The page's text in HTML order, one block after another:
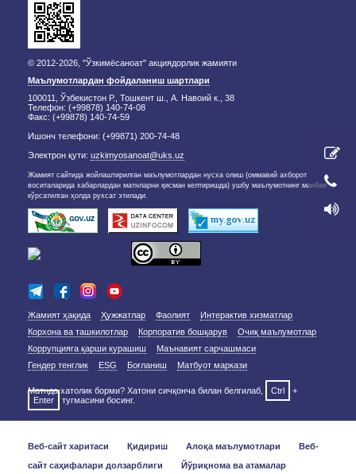
© 2012-2026, "Ўзкимёсаноат" акциядорлик жамияти
Маълумотлардан фойдаланиш шартлари
100011, Ўзбекистон Р., Тошкент ш., А. Навоий к., 38
Телефон: (+99878) 140-74-08
Факс: (+99878) 140-74-59
Ишонч телефони: (+99871) 200-74-48
Электрон қути: uzkimyosanoat@uks.uz
Жамият сайтида жойлаштирилган маълумотлардан нусха олиш (оммавий ахборот
воситаларида хабарлардан матнларни қисман келтиришда) ушбу маълумотнинг манбаи
кўрсатилган ҳолда рухсат этилади.
Жамият ҳақида Ҳужжатлар Фаолият
Интерактив хизматлар
Корхона ва ташкилотлар
Корпоратив бошқарув
Очиқ маълумотлар
Коррупцияга қарши курашиш
Маънавият сарчашмаси
Гендер тенглик
ESG Боғланиш Матбуот маркази
Матнда хатолик борми? Хатони сичқонча билан белгилаб, Ctrl
+
Enter
тугмасини босинг.
Веб-сайт харитаси Қидириш Алоқа маълумотлари
Веб-
сайт саҳифалари долзарблиги
Йўриқнома ва атамалар